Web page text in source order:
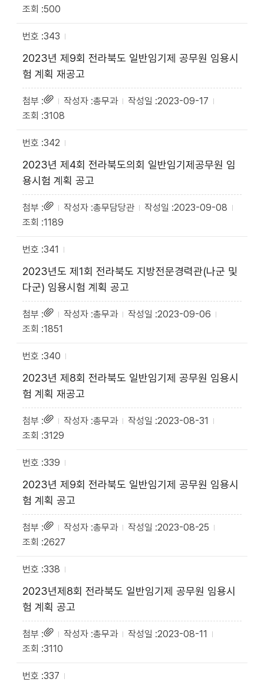
500
343
2023년 제9회 전라북도 일반임기제 공무원 임용시
험 계획 재공고
총무과
2023-09-17
3108
342
2023년 제4회 전라북도의회 일반임기제공무원 임
용시험 계획 공고
총무담당관
2023-09-08
1189
341
2023년도 제1회 전라북도 지방전문경력관(나군 및
다군) 임용시험 계획 공고
총무과
2023-09-06
1851
340
2023년 제8회 전라북도 일반임기제 공무원 임용시
험 계획 재공고
총무과
2023-08-31
3129
339
2023년 제9회 전라북도 일반임기제 공무원 임용시
험 계획 공고
총무과
2023-08-25
2627
338
2023년제8회 전라북도 일반임기제 공무원 임용시
험 계획 공고
총무과
2023-08-11
3110
337